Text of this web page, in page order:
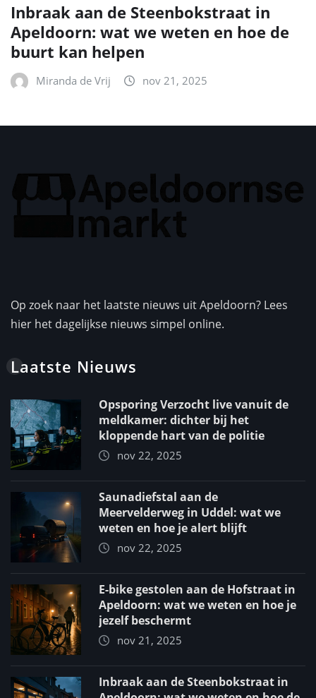
Inbraak aan de Steenbokstraat in
Apeldoorn: wat we weten en hoe de
buurt kan helpen
Miranda de Vrij nov 21, 2025
Op zoek naar het laatste nieuws uit Apeldoorn? Lees
hier het dagelijkse nieuws simpel online.
Laatste Nieuws
Opsporing Verzocht live vanuit de
meldkamer: dichter bij het
kloppende hart van de politie
nov 22, 2025
Saunadiefstal aan de
Meervelderweg in Uddel: wat we
weten en hoe je alert blijft
nov 22, 2025
E-bike gestolen aan de Hofstraat in
Apeldoorn: wat we weten en hoe je
jezelf beschermt
nov 21, 2025
Inbraak aan de Steenbokstraat in